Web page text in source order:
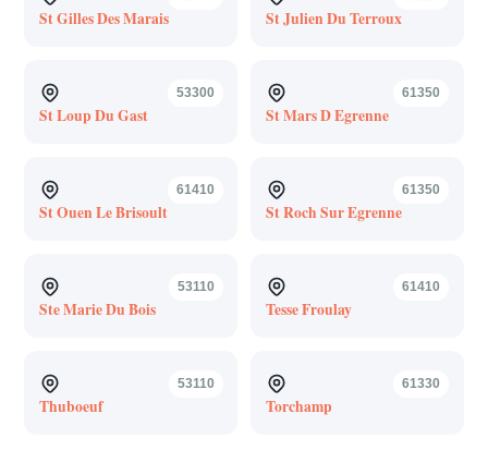
St Gilles Des Marais St Julien Du Terroux
53300
St Loup Du Gast
61350
St Mars D Egrenne
61410
St Ouen Le Brisoult
61350
St Roch Sur Egrenne
53110
Ste Marie Du Bois
61410
Tesse Froulay
53110
Thuboeuf
61330
Torchamp